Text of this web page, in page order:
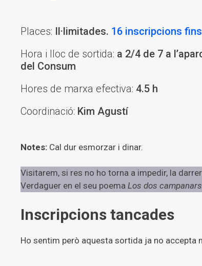
Places: Il·limitades. 16 inscripcions
Hora i lloc de sortida: a 2/4 de 7 a
del Consum
Hores de marxa efectiva: 4.5 h
Coordinació: Kim Agustí
Notes: Cal dur esmorzar i dinar.
Visitarem, si res no ho torna a impedir, la
Verdaguer en el seu poema Los dos
Inscripcions tancades
Ho sentim però aquesta sortida ja no accepta